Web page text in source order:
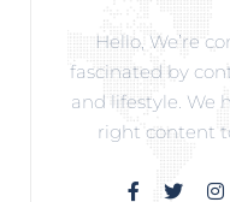
Hello, We’re
fascinated by
and lifestyle. We
right content